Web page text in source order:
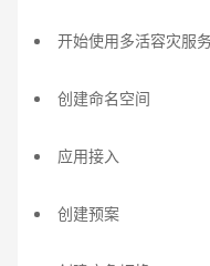
开始使用多活容灾服
创建命名空间
应用接入
创建预案